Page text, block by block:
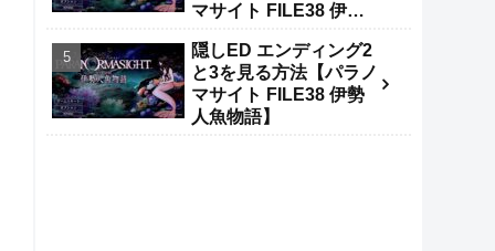
マサイト FILE38 伊勢
隠しED エンディング2
と3を見る方法【パラノ
マサイト FILE38 伊勢
人魚物語】